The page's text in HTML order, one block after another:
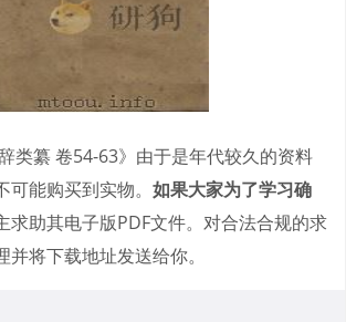
类纂 卷54-63》由于是年代较久的资料
能购买到实物。 如果大家为了学习确
求助其电子版PDF文件。对合法合规的求
将下载地址发送给你。